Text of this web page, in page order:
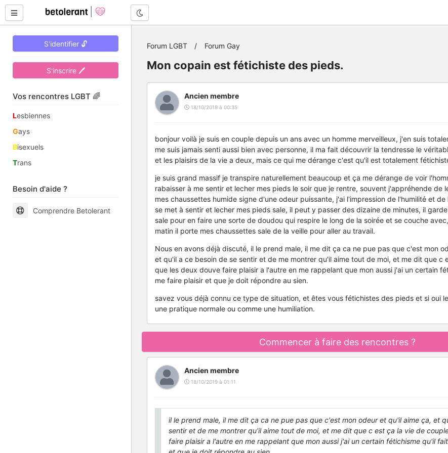
S'identifier 🔓
S'inscrire 🖊
Vos rencontres LGBT 🌈
Lesbiennes
Gays
Bisexuels
Trans
Besoin d'aide ?
Comprendre Betolerant
Forum LGBT Forum Gay
Mon copain est fétichiste des pieds.
Ancien membre
18/10/2019 à 00:35
bonjour voilà je suis en couple depuis un ans avec un homme merveilleux, j'en suis
me suis jamais senti aussi bien avec personne, il ma fait découvrir la tendresse le
et les plaisirs de la vie a deux, mais ce qui me dérange c'est qu'il est totalement
je suis grand massif je transpire naturellement beaucoup et ça me dérange de voir
rabaisser à me sentir et lecher mes pieds le soir que je rentre, souvent j'appréhende de
mes chaussettes humide signe d'une odeur puissante, j'ai l'impression de l'humilité et
se met à sentir et lecher mes pieds sale, il peut y passer des dizaine de minutes, il
sale pour en faire une sorte de doudou qui respire le long de la soirée et se couche
matin il porte mes chaussettes sale de la veille pour aller au travail.
Nous en avons déjà discuté, il le prend male, il me dit ça ca ne pue pas que c'est mon
et qu'il a ce besoin de se sentir et de me montrer qu'il aime tout de moi, et me dit que c
que les deux douve faire plaisir a l'autre en me rappelant que mon aussi j'ai un certain
me faire plaisir et que je doit répondre au sien.
savez vous déjà connu ce type de situation, et êtes vous fétichistes des pieds et si oui
une pratique normale ou comme une humiliation.
Commencer à faire des rencontres ?
Ancien membre
18/10/2019 à 01:11
il le prend male, il me dit ça ca ne pue pas que c'est mon odeur et qu'il aime ça, et
sentir et de me montrer qu'il aime tout de moi, et me dit que c est ça la vie de
faire plaisir a l'autre en me rappelant que mon aussi j'ai un certain fétichisme qu'il